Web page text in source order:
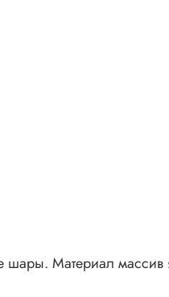
шары. Материал массив